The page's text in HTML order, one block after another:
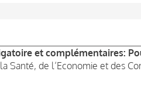
et complémentaires:
Santé, de l’Economie et des